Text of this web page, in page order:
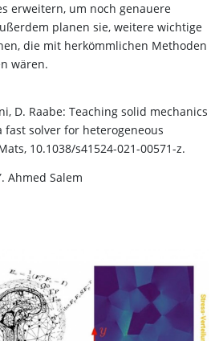
erweitern, um noch genauere
planen sie, weitere wichtige
die mit herkömmlichen Methoden
wären.
D. Raabe: Teaching solid mechanics
solver for heterogeneous
10.1038/s41524-021-00571-z.
Ahmed Salem